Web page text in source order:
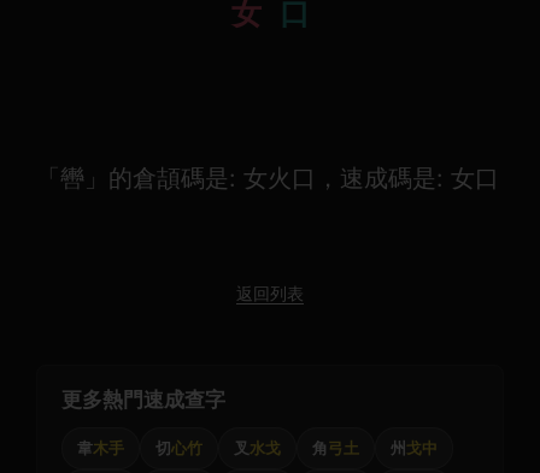
女 口
「轡」的倉頡碼是: 女火口，速成碼是: 女口
返回列表
更多熱門速成查字
韋木手 切心竹 叉 水戈 角弓土 州 戈中